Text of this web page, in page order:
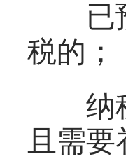
已预
税的；
纳税
且需要